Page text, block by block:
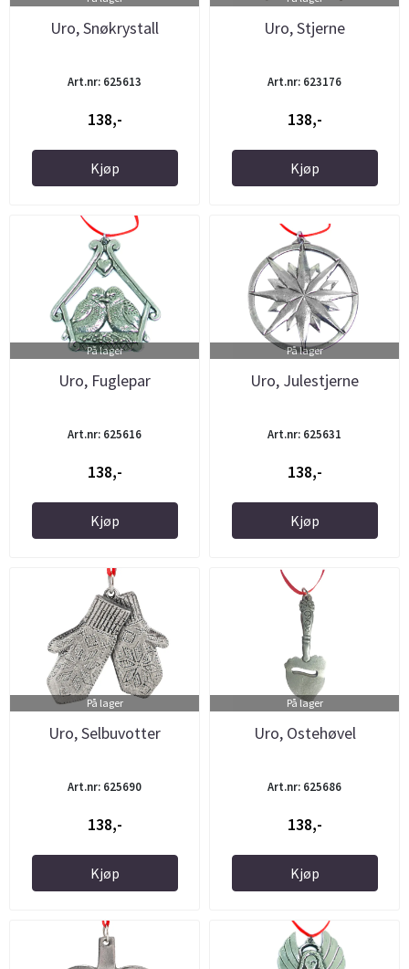
Uro, Snøkrystall
Art.nr: 625613
138,-
Kjøp
Uro, Stjerne
Art.nr: 623176
138,-
Kjøp
På lager
Uro, Fuglepar
Art.nr: 625616
138,-
Kjøp
På lager
Uro, Julestjerne
Art.nr: 625631
138,-
Kjøp
På lager
Uro, Selbuvotter
Art.nr: 625690
138,-
Kjøp
På lager
Uro, Ostehøvel
Art.nr: 625686
138,-
Kjøp